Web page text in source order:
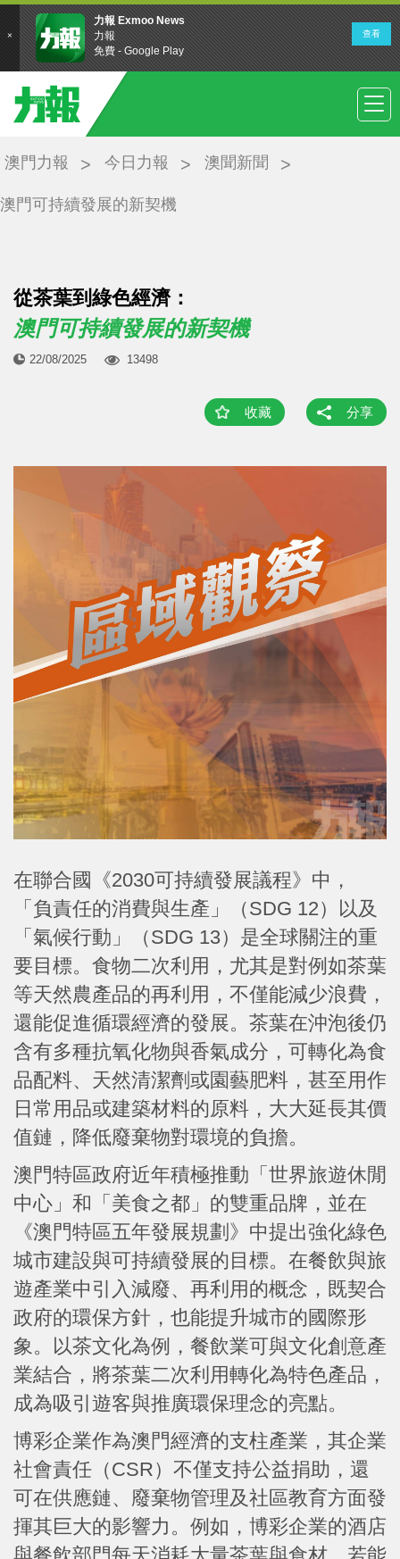
澳門力報 今日力報 澳聞新聞
澳門可持續發展的新契機
從茶葉到綠色經濟：
澳門可持續發展的新契機
22/08/2025 13498
收藏 分享
在聯合國《2030可持續發展議程》中，
「負責任的消費與生產」（SDG 12）以及
「氣候行動」（SDG 13）是全球關注的重
要目標。食物二次利用，尤其是對例如茶葉
等天然農產品的再利用，不僅能減少浪費，
還能促進循環經濟的發展。茶葉在沖泡後仍
含有多種抗氧化物與香氣成分，可轉化為食
品配料、天然清潔劑或園藝肥料，甚至用作
日常用品或建築材料的原料，大大延長其價
值鏈，降低廢棄物對環境的負擔。
澳門特區政府近年積極推動「世界旅遊休閒
中心」和「美食之都」的雙重品牌，並在
《澳門特區五年發展規劃》中提出強化綠色
城市建設與可持續發展的目標。在餐飲與旅
遊產業中引入減廢、再利用的概念，既契合
政府的環保方針，也能提升城市的國際形
象。以茶文化為例，餐飲業可與文化創意產
業結合，將茶葉二次利用轉化為特色產品，
成為吸引遊客與推廣環保理念的亮點。
博彩企業作為澳門經濟的支柱產業，其企業
社會責任（CSR）不僅支持公益捐助，還
可在供應鏈、廢棄物管理及社區教育方面發
揮其巨大的影響力。例如，博彩企業的酒店